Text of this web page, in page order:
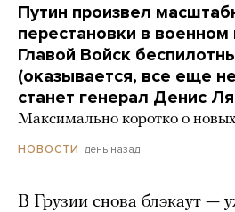
Путин произвел
перестановки в
Главой Войск
(оказывается, все еще
станет генерал Денис
Максимально коротко о
НОВОСТИ день назад
В Грузии снова блэкаут —